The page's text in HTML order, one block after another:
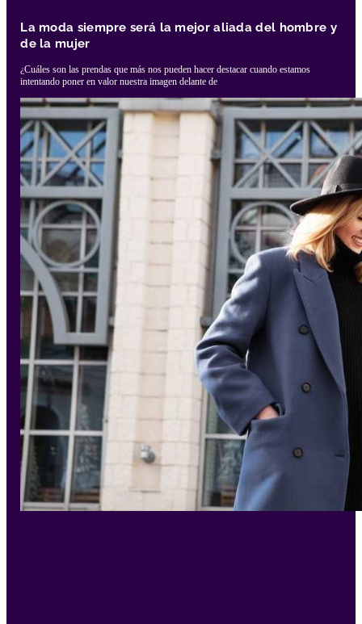
La moda siempre será la mejor aliada del hombre y
de la mujer
¿Cuáles son las prendas que más nos pueden hacer destacar cuando estamos
intentando poner en valor nuestra imagen delante de